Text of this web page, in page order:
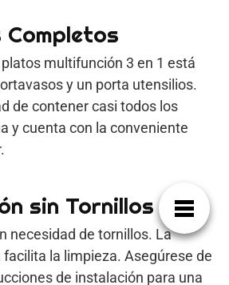
multifunción 3 en 1 está
y un porta utensilios.
de contener casi todos los
y cuenta con la conveniente
sin Tornillos
necesidad de tornillos. La
la limpieza. Asegúrese de
de instalación para una